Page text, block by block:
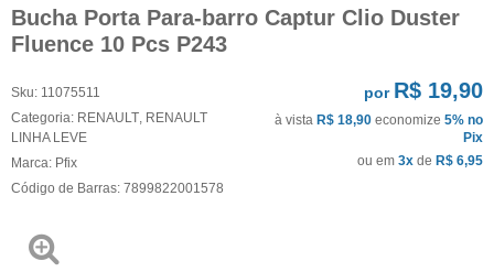
Bucha Porta Para-barro Captur Clio Duster
Fluence 10 Pcs P243
Sku: 11075511
Categoria: RENAULT RENAULT
LINHA LEVE
Marca: Pfix
Código de Barras: 7899822001578
por R$ 19,90
à vista R$ 18,90 economize 5% no
Pix
ou em 3x de R$ 6,95